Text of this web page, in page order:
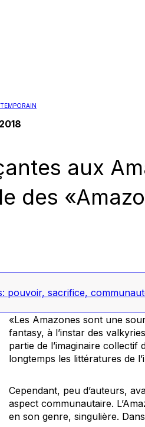
aux
des
pouvoir, sacrifice,
«Les Amazones sont une
fantasy, à l’instar des
partie de l’imaginaire
longtemps les littératures de
Cependant, peu d’auteurs,
aspect communautaire.
en son genre, singulière.